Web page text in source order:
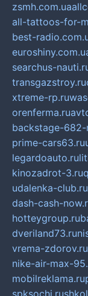
zsmh.com.ua
all-tattoos-for-
best-
searchus-
transgazstroy.ru
xtreme-rp.ru
orenferma.ru
backstage-682-
prime-cars63.ru
legardoauto.ru
kinozadrot-3.ru
udalenka-club.ru
dash-cash-
hotteygroup.ru
dveriland73.ru
vrema-zdorov.ru
nike-air-max-
mobilreklama.ru
spksochi.ru